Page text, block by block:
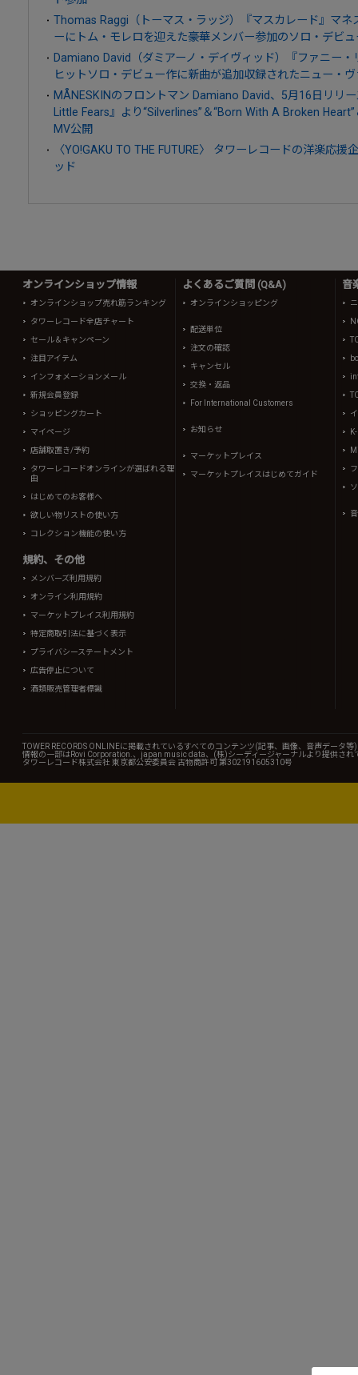
Thomas Raggi（トーマス・ラッジ）『マスカレード』マネ
ーにトム・モレロを迎えた豪華メンバー参加のソロ・デビ
Damiano David（ダミアーノ・デイヴィッド）『ファニー
ヒットソロ・デビュー作に新曲が追加収録されたニュー・
MÅNESKINのフロントマン Damiano David、5月16日リリ
Little Fears』より“Silverlines”＆“Born With A Broken
MV公開
〈YO!GAKU TO THE FUTURE〉 タワーレコードの洋楽応
ッド
オンラインショップ情報
オンラインショップ売れ筋ランキング
タワーレコード全店チャート
セール＆キャンペーン
注目アイテム
インフォメーションメール
新規会員登録
ショッピングカート
マイページ
店舗取置き/予約
タワーレコードオンラインが選ばれる理
由
はじめてのお客様へ
欲しい物リストの使い方
コレクション機能の使い方
規約、その他
メンバーズ利用規約
オンライン利用規約
マーケットプレイス利用規約
特定商取引法に基づく表示
プライバシーステートメント
広告停止について
酒類販売管理者標識
よくあるご質問 (Q&A)
オンラインショッピング
配送単位
注文の確認
キャンセル
交換・返品
For International Customers
お知らせ
マーケットプレイス
マーケットプレイスはじめてガイド
音
TOWER RECORDS ONLINEに掲載されているすべてのコンテンツ(記事、画像、音声デー
情報の一部はRovi Corporation.、japan music data、(株)シーディージャーナルより提供され
タワーレコード株式会社 東京都公安委員会 古物商許可 第302191605310号